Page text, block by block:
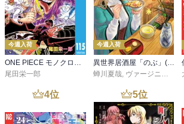
今週入荷
尾田栄一郎
今週入荷
蝉川夏哉 ヴァージニア二等兵
4位 5位